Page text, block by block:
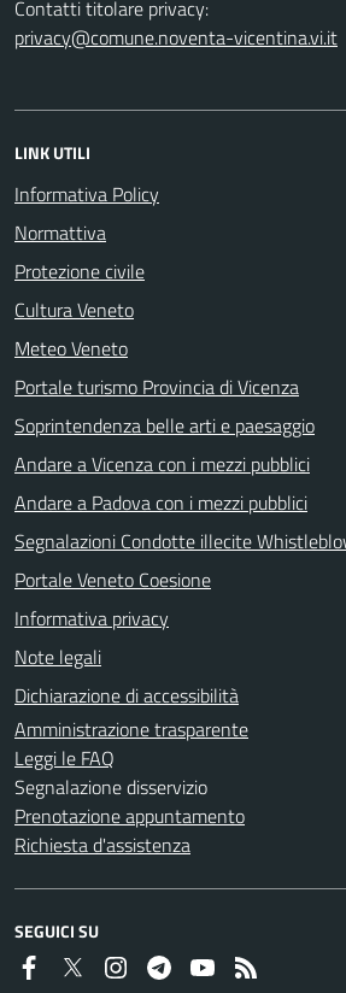
Contatti titolare privacy:
privacy@comune.noventa-vicentina.vi.it
LINK UTILI
Informativa Policy
Normattiva
Protezione civile
Cultura Veneto
Meteo Veneto
Portale turismo Provincia di Vicenza
Soprintendenza belle arti e paesaggio
Andare a Vicenza con i mezzi pubblici
Andare a Padova con i mezzi pubblici
Segnalazioni Condotte illecite
Portale Veneto Coesione
Informativa privacy
Note legali
Dichiarazione di accessibilità
Amministrazione trasparente
Leggi le FAQ
Segnalazione disservizio
Prenotazione appuntamento
Richiesta d'assistenza
SEGUICI SU